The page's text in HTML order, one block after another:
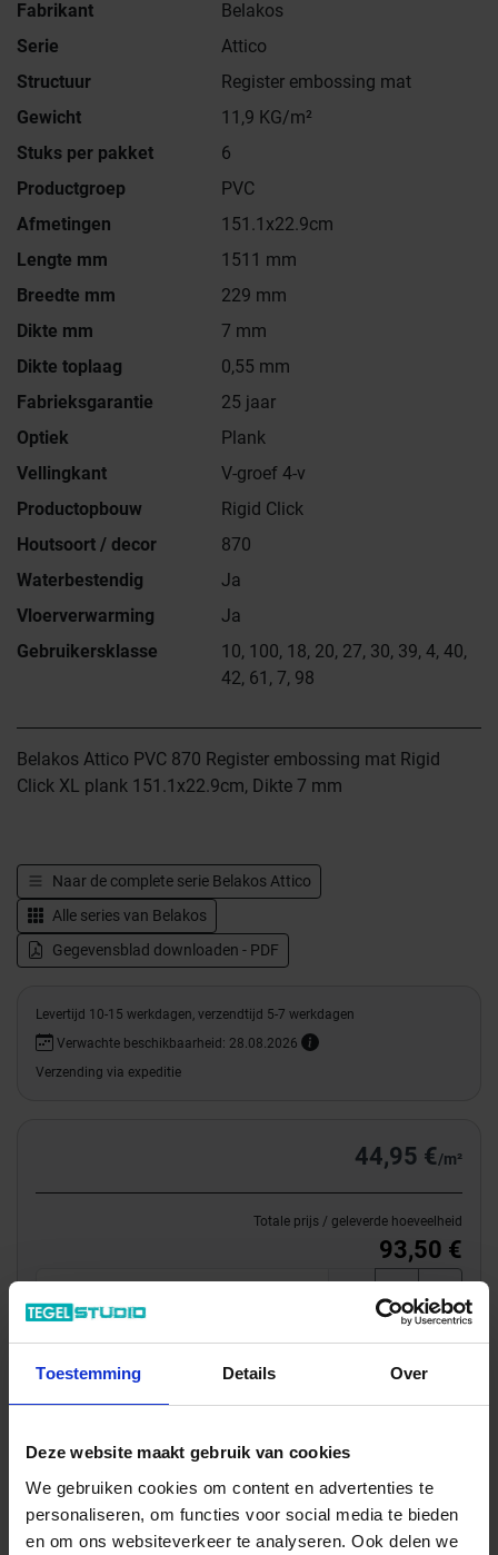
Toestemming Details Over
Deze website maakt gebruik van cookies
We gebruiken cookies om content en advertenties te
personaliseren, om functies voor social media te bieden
en om ons websiteverkeer te analyseren. Ook delen we
Fabrikant
Belakos
Serie
Attico
Structuur
Register embossing mat
Gewicht
11,9 KG/m²
Stuks per pakket
6
Productgroep
PVC
Afmetingen
151.1x22.9cm
Lengte mm
1511 mm
Breedte mm
229 mm
Dikte mm
7 mm
Dikte toplaag
0,55 mm
Fabrieksgarantie
25 jaar
Optiek
Plank
Vellingkant
V-groef 4-v
Productopbouw
Rigid Click
Houtsoort / decor
870
Waterbestendig
Ja
Vloerverwarming
Ja
Gebruikersklasse
10, 100, 18, 20, 27, 30, 39, 4, 40,
42, 61, 7, 98
Belakos Attico PVC 870 Register embossing mat Rigid
Click XL plank 151.1x22.9cm, Dikte 7 mm
Naar de complete serie Belakos Attico
Alle series van Belakos
Gegevensblad downloaden - PDF
Levertijd 10-15 werkdagen, verzendtijd 5-7 werkdagen
Verwachte beschikbaarheid: 28.08.2026
Verzending via expeditie
44,95 €/m²
Totale prijs / geleverde hoeveelheid
93,50 €
In het winkelmandje
Of een monster bestellen?